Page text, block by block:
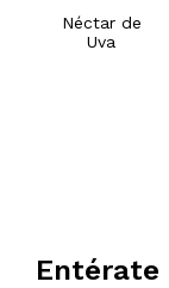
Néctar de
Uva
Entérate